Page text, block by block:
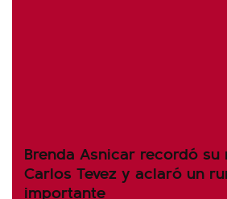
Brenda Asnicar recordó
Carlos Tevez y aclaró un
importante